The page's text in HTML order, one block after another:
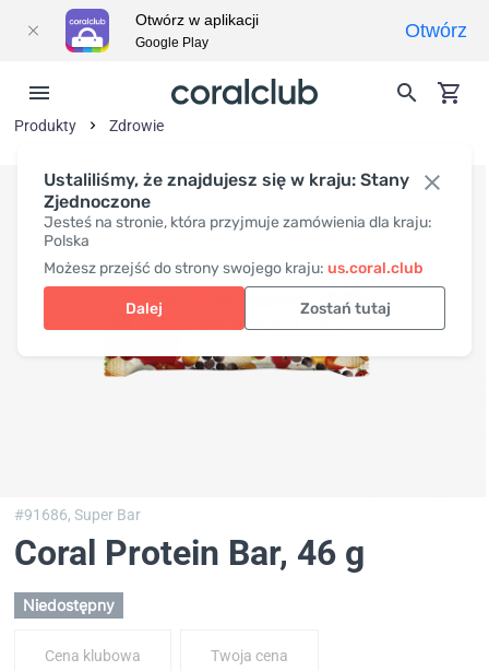
Ustaliliśmy, że znajdujesz się w kraju: Stany
Zjednoczone
Jesteś na stronie, która przyjmuje zamówienia dla kraju:
Polska
Możesz przejść do strony swojego kraju: us.coral.club
Dalej Zostań tutaj
Produkty Zdrowie
#91686,Super Bar
Coral Protein Bar, 46 g
Niedostępny
Cena klubowa Twoja cena
Otwórz w aplikacji
Google Play
Otwórz